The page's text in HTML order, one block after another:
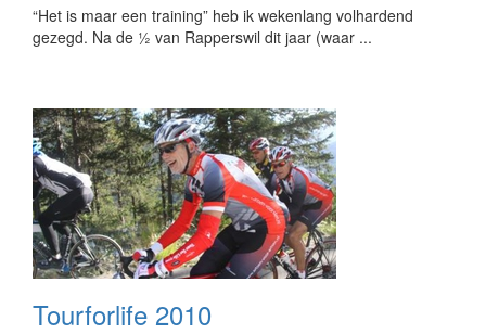
“Het is maar een training” heb ik wekenlang volhardend
gezegd. Na de ½ van Rapperswil dit jaar (waar ...
Tourforlife 2010